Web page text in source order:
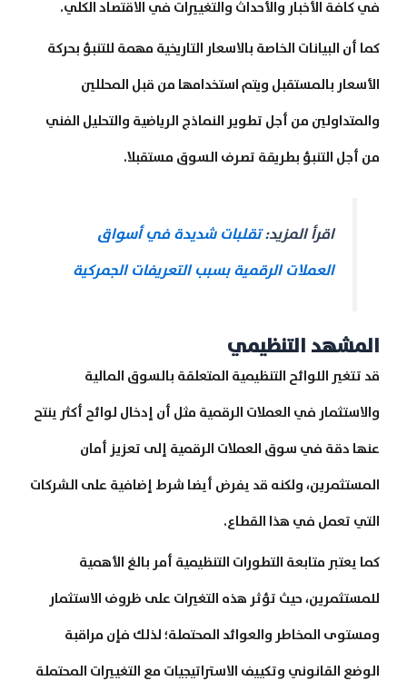
في كافة الأخبار والأحداث والتغييرات في الاقتصاد الكلي.
كما أن البيانات الخاصة بالاسعار التاريخية مهمة للتنبؤ بحركة
الأسعار بالمستقبل ويتم استخدامها من قبل المحللين
والمتداولين من أجل تطوير النماذج الرياضية والتحليل الفني
من أجل التنبؤ بطريقة تصرف السوق مستقبلا.
اقرأ المزيد:تقلبات شديدة في أسواق
العملات الرقمية بسبب التعريفات الجمركية
المشهد التنظيمي
قد تتغير اللوائح التنظيمية المتعلقة بالسوق المالية
والاستثمار في العملات الرقمية مثل أن إدخال لوائح أكثر ينتح
عنها دقة في سوق العملات الرقمية إلى تعزيز أمان
المستثمرين، ولكنه قد يفرض أيضا شرط إضافية على الشركات
التي تعمل في هذا القطاع.
كما يعتبر متابعة التطورات التنظيمية أمر بالغ الأهمية
للمستثمرين، حيث تؤثر هذه التغيرات على ظروف الاستثمار
ومستوى المخاطر والعوائد المحتملة؛ لذلك فإن مراقبة
الوضع القانوني وتكييف الاستراتيجيات مع التغييرات المحتملة